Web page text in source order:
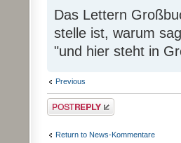
Das Lettern
stelle ist, warum
"und hier steht in
Previous
Post a reply
Return to News-Kommentare